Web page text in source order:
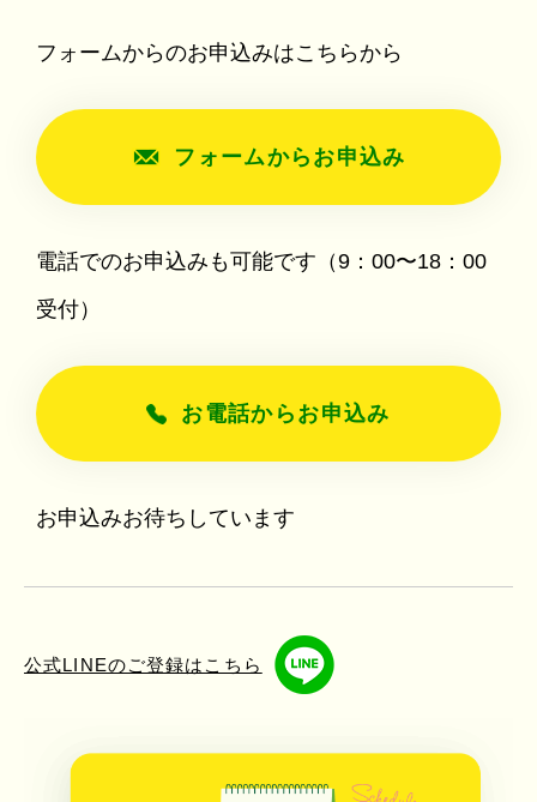
フォームからのお申込みはこちらから
フォームからお申込み
電話でのお申込みも可能です（9：00〜18：00
受付）
お電話からお申込み
お申込みお待ちしています
公式LINEのご登録はこちら